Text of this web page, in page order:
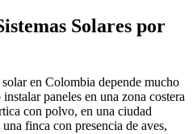
Solares por
en Colombia depende mucho
paneles en una zona costera
con polvo, en una ciudad
finca con presencia de aves,